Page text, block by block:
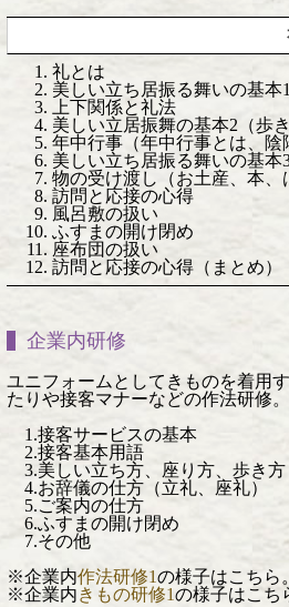
礼とは
美しい立ち居振る舞いの基本
上下関係と礼法
美しい立居振舞の基本2（歩
年中行事（年中行事とは、陰
美しい立ち居振る舞いの基本
物の受け渡し（お土産、本、
訪問と応接の心得
風呂敷の扱い
ふすまの開け閉め
座布団の扱い
訪問と応接の心得（まとめ）
企業内研修
ユニフォームとしてきものを着用
たりや接客マナーなどの作法研修。
1.接客サービスの基本
2.接客基本用語
3.美しい立ち方、座り方、歩き方
4.お辞儀の仕方（立礼、座礼）
5.ご案内の仕方
6.ふすまの開け閉め
7.その他
※企業内作法研修1の様子はこち
※企業内きもの研修1の様子はこ